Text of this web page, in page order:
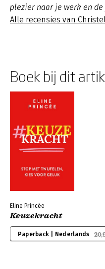
plezier naar je werk en
Alle recensies van
Boek bij dit
Eline Princée
Keuzekracht
Paperback | Nederlands